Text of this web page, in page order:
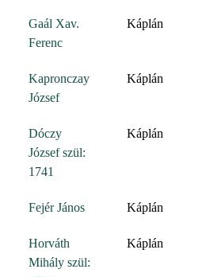
Gaál Xav.
Ferenc
Káplán
Kapronczay
József
Káplán
Dóczy
József szül:
1741
Káplán
Fejér János Káplán
Horváth
Mihály szül:
Káplán